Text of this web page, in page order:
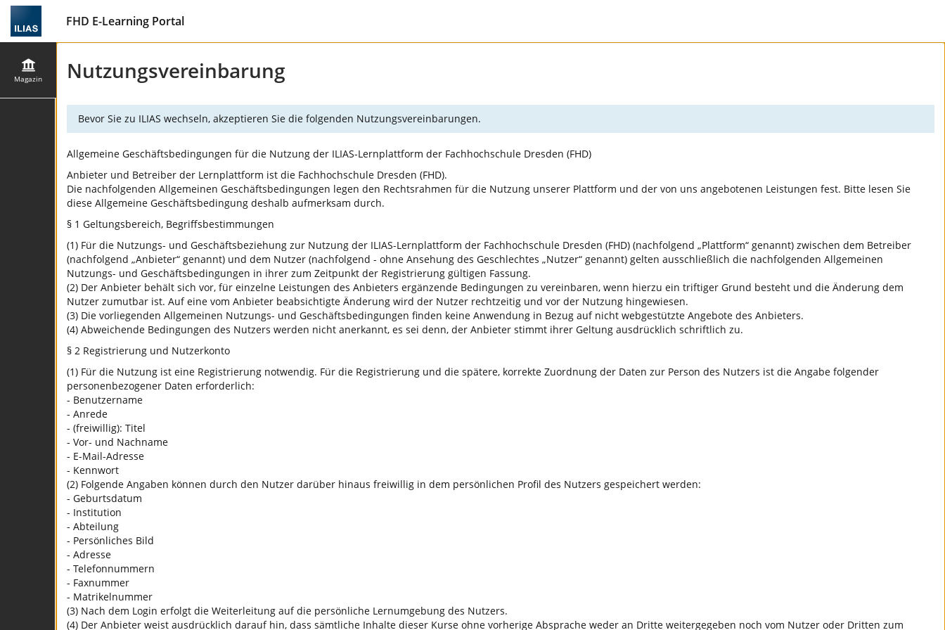
FHD E-Learning Portal
Magazin Nutzungsvereinbarung
Bevor Sie zu ILIAS wechseln, akzeptieren Sie die folgenden Nutzungsvereinbarungen.
Allgemeine Geschäftsbedingungen für die Nutzung der ILIAS-Lernplattform der Fachhochschule Dresden (FHD)
Anbieter und Betreiber der Lernplattform ist die Fachhochschule Dresden (FHD).
Die nachfolgenden Allgemeinen Geschäftsbedingungen legen den Rechtsrahmen für die Nutzung unserer Plattform und der von uns angebotenen Leistungen fest. Bitte lesen Sie
diese Allgemeine Geschäftsbedingung deshalb aufmerksam durch.
§ 1 Geltungsbereich, Begriffsbestimmungen
(1) Für die Nutzungs- und Geschäftsbeziehung zur Nutzung der ILIAS-Lernplattform der Fachhochschule Dresden (FHD) (nachfolgend „Plattform“ genannt) zwischen dem Betreiber
(nachfolgend „Anbieter“ genannt) und dem Nutzer (nachfolgend - ohne Ansehung des Geschlechtes „Nutzer“ genannt) gelten ausschließlich die nachfolgenden Allgemeinen
Nutzungs- und Geschäftsbedingungen in ihrer zum Zeitpunkt der Registrierung gültigen Fassung.
(2) Der Anbieter behält sich vor, für einzelne Leistungen des Anbieters ergänzende Bedingungen zu vereinbaren, wenn hierzu ein triftiger Grund besteht und die Änderung dem
Nutzer zumutbar ist. Auf eine vom Anbieter beabsichtigte Änderung wird der Nutzer rechtzeitig und vor der Nutzung hingewiesen.
(3) Die vorliegenden Allgemeinen Nutzungs- und Geschäftsbedingungen finden keine Anwendung in Bezug auf nicht webgestützte Angebote des Anbieters.
(4) Abweichende Bedingungen des Nutzers werden nicht anerkannt, es sei denn, der Anbieter stimmt ihrer Geltung ausdrücklich schriftlich zu.
§ 2 Registrierung und Nutzerkonto
(1) Für die Nutzung ist eine Registrierung notwendig. Für die Registrierung und die spätere, korrekte Zuordnung der Daten zur Person des Nutzers ist die Angabe folgender
personenbezogener Daten erforderlich:
- Benutzername
- Anrede
- (freiwillig): Titel
- Vor- und Nachname
- E-Mail-Adresse
- Kennwort
(2) Folgende Angaben können durch den Nutzer darüber hinaus freiwillig in dem persönlichen Profil des Nutzers gespeichert werden:
- Geburtsdatum
- Institution
- Abteilung
- Persönliches Bild
- Adresse
- Telefonnummern
- Faxnummer
- Matrikelnummer
(3) Nach dem Login erfolgt die Weiterleitung auf die persönliche Lernumgebung des Nutzers.
(4) Der Anbieter weist ausdrücklich darauf hin, dass sämtliche Inhalte dieser Kurse ohne vorherige Absprache weder an Dritte weitergegeben noch vom Nutzer oder Dritten zum